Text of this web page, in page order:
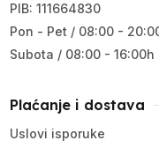
PIB: 111664830
Pon - Pet / 08:00 -
Subota / 08:00 - 16:00h
Plaćanje i dostava
Uslovi isporuke